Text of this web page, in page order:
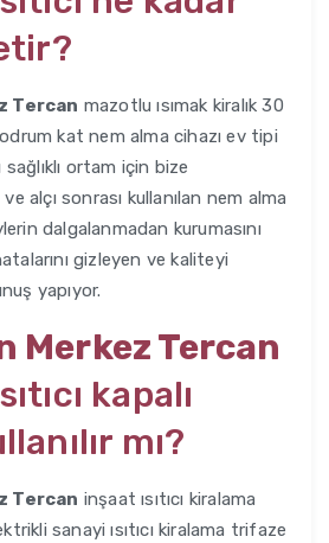
Tercan mazotlu ısımak kiralık 30
kat nem alma cihazı ev tipi
ortam için bize
alçı sonrası kullanılan nem alma
dalgalanmadan kurumasını
gizleyen ve kaliteyi
yapıyor.
Merkez Tercan
kapalı
mı?
Tercan inşaat ısıtıcı kiralama
sanayi ısıtıcı kiralama trifaze